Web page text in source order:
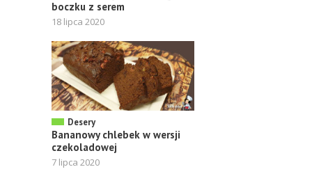
boczku z serem
18 lipca 2020
Desery
Bananowy chlebek w wersji
czekoladowej
7 lipca 2020